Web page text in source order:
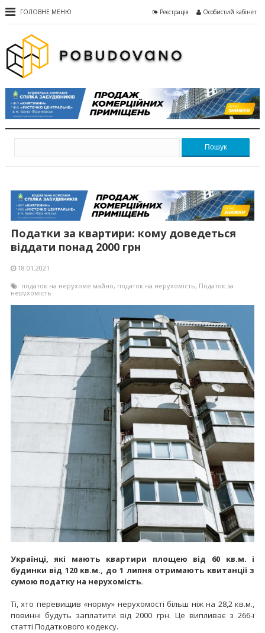
ГОЛОВНЕ МЕНЮ Реєстрація Особистий кабінет
Пошук
Податки за квартири: кому доведеться
віддати понад 2000 грн
18.01.2021
податок на нерухоме майно, податок на нерухомість, Податок за
нерухомість
Українці, які мають квартири площею від 60 кв.м. і
будинки від 120 кв.м., до 1 липня отримають квитанції з
сумою податку на нерухомість.
Ті, хто перевищив «норму» нерухомості більш ніж на 28,2 кв.м.,
повинні будуть заплатити від 2000 грн. Це випливає з 266-ї
статті Податкового кодексу.